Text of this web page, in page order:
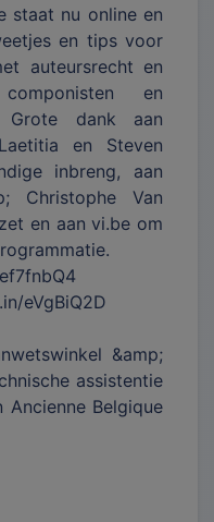
staat nu online en
en tips voor
auteursrecht en
en
Grote dank aan
en Steven
inbreng, aan
Christophe Van
en aan vi.be om
eVgBiQ2D
&amp;
assistentie
Ancienne Belgique